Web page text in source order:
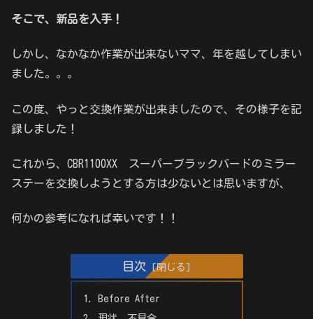
そこで、新品を入手！
しかし、なかなか作業が出来ないママ、年を越してしまい
ました。。。
この度、やっと交換作業が出来ましたので、その様子を記
録しました！
これから、CBR1100XX スーパーブラックバードのミラー
ステーを交換しようとする方は少ないとは思いますが、
何かの参考になれば幸いです！！
目次
Before After